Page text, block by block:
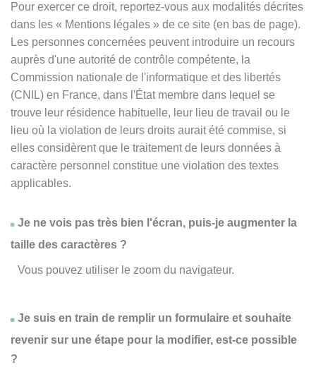
Pour exercer ce droit, reportez-vous aux modalités décrites
dans les « Mentions légales » de ce site (en bas de page).
Les personnes concernées peuvent introduire un recours
auprès d'une autorité de contrôle compétente, la
Commission nationale de l'informatique et des libertés
(CNIL) en France, dans l'État membre dans lequel se
trouve leur résidence habituelle, leur lieu de travail ou le
lieu où la violation de leurs droits aurait été commise, si
elles considèrent que le traitement de leurs données à
caractère personnel constitue une violation des textes
applicables.
Je ne vois pas très bien l'écran, puis-je augmenter la
taille des caractères ?
Vous pouvez utiliser le zoom du navigateur.
Je suis en train de remplir un formulaire et souhaite
revenir sur une étape pour la modifier, est-ce possible
?